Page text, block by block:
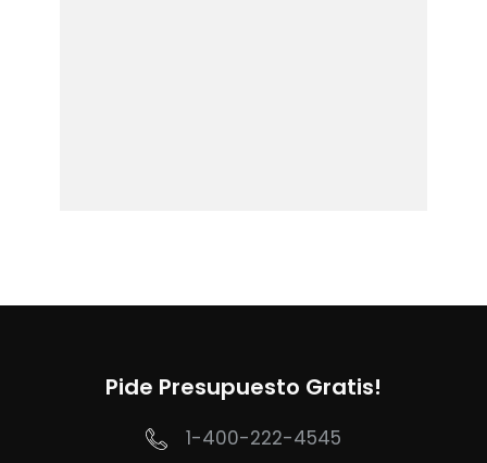
Pide Presupuesto Gratis!
1-400-222-4545